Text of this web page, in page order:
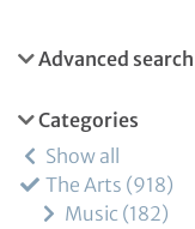
Advanced search
Categories
Show all
The Arts 918
Music 182